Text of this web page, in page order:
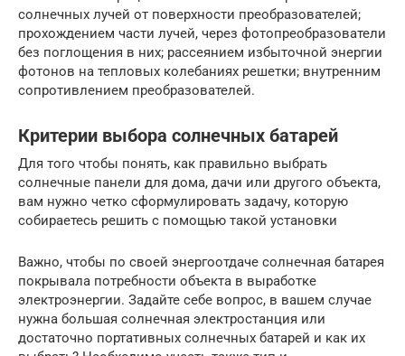
солнечных лучей от поверхности преобразователей;
прохождением части лучей, через фотопреобразователи
без поглощения в них; рассеянием избыточной энергии
фотонов на тепловых колебаниях решетки; внутренним
сопротивлением преобразователей.
Критерии выбора солнечных батарей
Для того чтобы понять, как правильно выбрать
солнечные панели для дома, дачи или другого объекта,
вам нужно четко сформулировать задачу, которую
собираетесь решить с помощью такой установки
Важно, чтобы по своей энергоотдаче солнечная батарея
покрывала потребности объекта в выработке
электроэнергии. Задайте себе вопрос, в вашем случае
нужна большая солнечная электростанция или
достаточно портативных солнечных батарей и как их